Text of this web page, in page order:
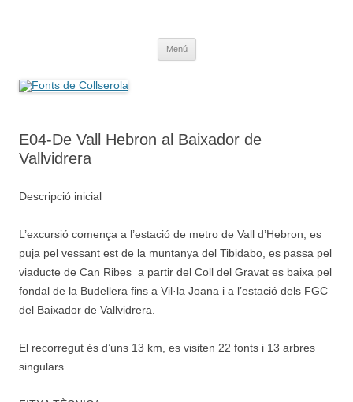
Menú
E04-De Vall Hebron al Baixador de
Vallvidrera
Descripció inicial
L’excursió comença a l’estació de metro de Vall d’Hebron; es
puja pel vessant est de la muntanya del Tibidabo, es passa pel
viaducte de Can Ribes a partir del Coll del Gravat es baixa pel
fondal de la Budellera fins a Vil·la Joana i a l’estació dels FGC
del Baixador de Vallvidrera.
El recorregut és d’uns 13 km, es visiten 22 fonts i 13 arbres
singulars.